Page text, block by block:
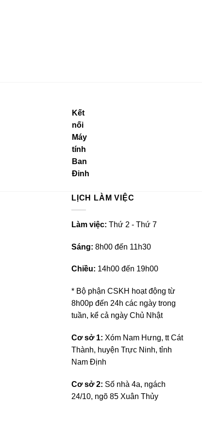
Kết
nối
Máy
tính
Ban
Đinh
LỊCH LÀM VIỆC
Làm việc: Thứ 2 - Thứ 7
Sáng: 8h00 đến 11h30
Chiều: 14h00 đến 19h00
* Bộ phận CSKH hoạt động từ
8h00p đến 24h các ngày trong
tuần, kể cả ngày Chủ Nhật
Cơ sở 1: Xóm Nam Hưng, tt Cát
Thành, huyện Trực Ninh, tỉnh
Nam Định
Cơ sở 2: Số nhà 4a, ngách
24/10, ngõ 85 Xuân Thủy